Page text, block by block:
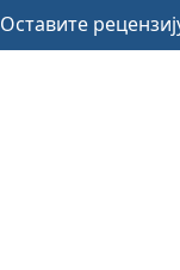
Оставите